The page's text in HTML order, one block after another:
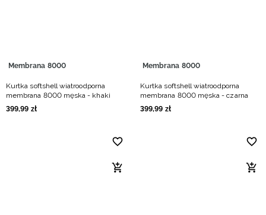
Membrana 8000
Kurtka softshell wiatroodporna
membrana 8000 męska - khaki
399,99 zł
Membrana 8000
Kurtka softshell wiatroodporna
membrana 8000 męska - czarna
399,99 zł